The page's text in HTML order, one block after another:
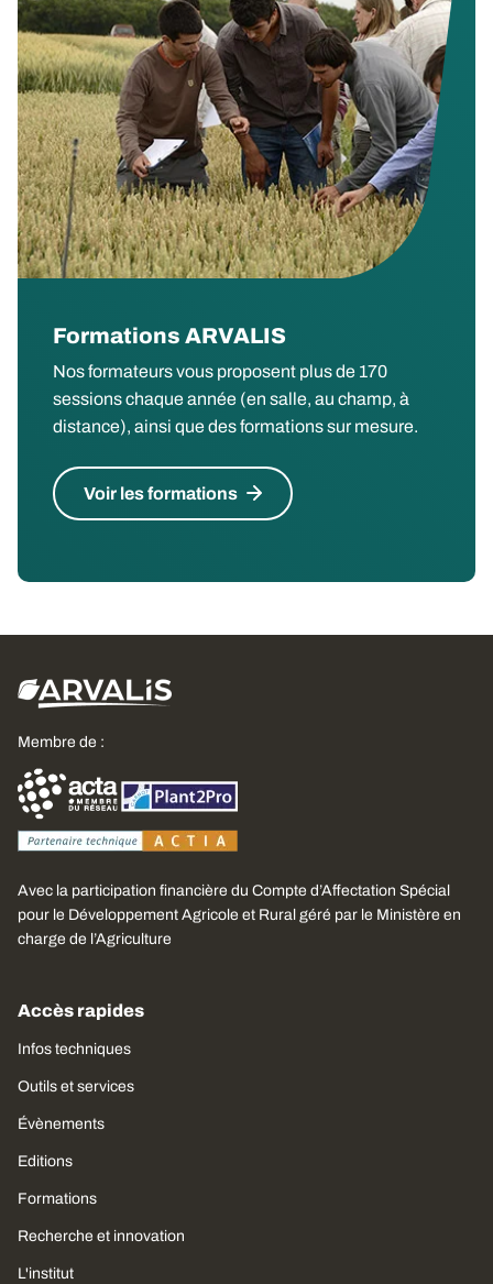
Formations ARVALIS
Nos formateurs vous proposent plus de 170
sessions chaque année (en salle, au champ, à
distance), ainsi que des formations sur mesure.
Voir les formations
Membre de :
Avec la participation financière du Compte d’Affectation Spécial
pour le Développement Agricole et Rural géré par le Ministère en
charge de l’Agriculture
Accès rapides
Infos techniques
Outils et services
Évènements
Editions
Formations
Recherche et innovation
L'institut